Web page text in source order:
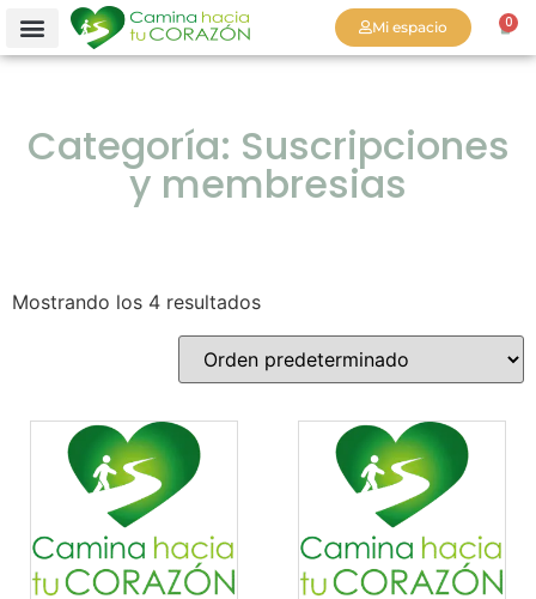
Mi espacio 0
Categoría: Suscripciones
y membresias
Mostrando los 4 resultados